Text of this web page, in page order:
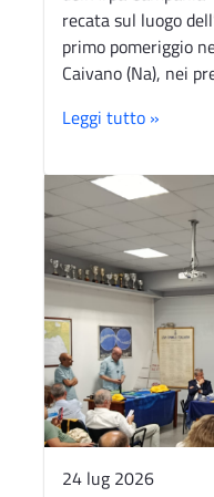
recata sul luogo
primo pomeriggio
Caivano (Na), nei
Leggi tutto »
24 lug 2026